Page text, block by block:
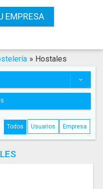
EMPRESA
» Hostales
Todos Usuarios Empresa